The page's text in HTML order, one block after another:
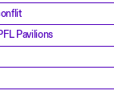
Pavilions